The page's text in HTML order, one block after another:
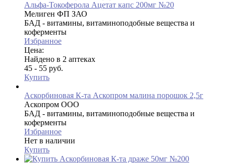
Альфа-Токоферола Ацетат капс 200мг №20
Мелиген ФП ЗАО
БАД - витамины, витаминоподобные вещества и
коферменты
Избранное
Цена:
Найдено в 2 аптеках
45 - 55 руб.
Купить
Аскорбиновая К-та Аскопром малина порошок 2,5г
Аскопром ООО
БАД - витамины, витаминоподобные вещества и
коферменты
Избранное
Нет в наличии
Купить